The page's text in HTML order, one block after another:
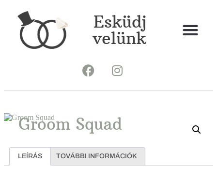
Esküdj
velünk
Groom Squad
LEÍRÁS TOVÁBBI INFORMÁCIÓK